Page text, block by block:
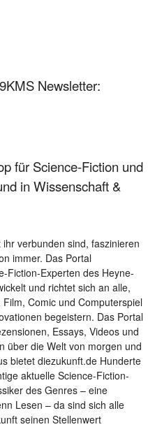
Newsletter:
für Science-Fiction und
in Wissenschaft &
verbunden sind, faszinieren
immer. Das Portal
Fiction-Experten des Heyne-
und richtet sich an alle,
Comic und Computerspiel
begeistern. Das Portal
Essays, Videos und
über die Welt von morgen und
bietet diezukunft.de Hunderte
aktuelle Science-Fiction-
des Genres – eine
Lesen – da sind sich alle
seinen Stellenwert